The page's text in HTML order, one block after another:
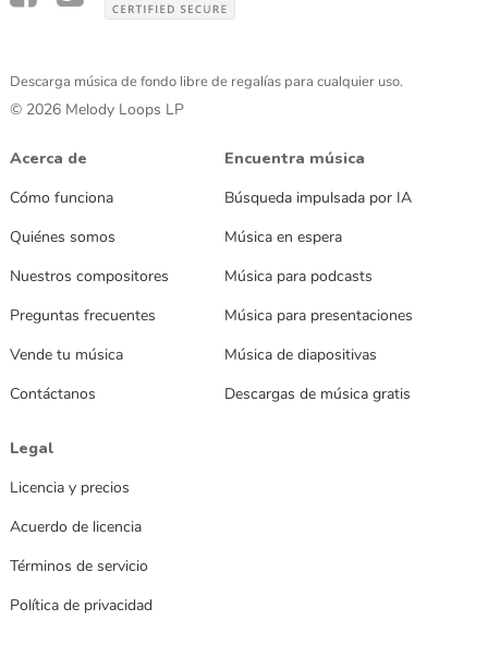
Descarga música de fondo libre de regalías para cualquier uso.
© 2026 Melody Loops LP
Acerca de
Cómo funciona
Quiénes somos
Nuestros compositores
Preguntas frecuentes
Vende tu música
Contáctanos
Encuentra música
Búsqueda impulsada por IA
Música en espera
Música para podcasts
Música para presentaciones
Música de diapositivas
Descargas de música gratis
Legal
Licencia y precios
Acuerdo de licencia
Términos de servicio
Política de privacidad